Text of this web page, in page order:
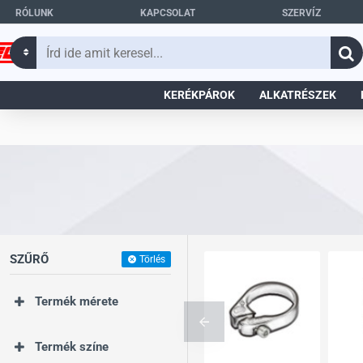
RÓLUNK KAPCSOLAT SZERVÍZ
Írd
KERÉKPÁROK ALKATRÉSZEK
SZŰRŐ Törlés
Termék mérete
Termék színe